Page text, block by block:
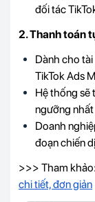
đối tác
2. Thanh toán
Dành cho
TikTok Ads
Hệ thống sẽ
ngưỡng
Doanh
đoạn chiến
>>> Tham khảo:
chi tiết, đơn giản